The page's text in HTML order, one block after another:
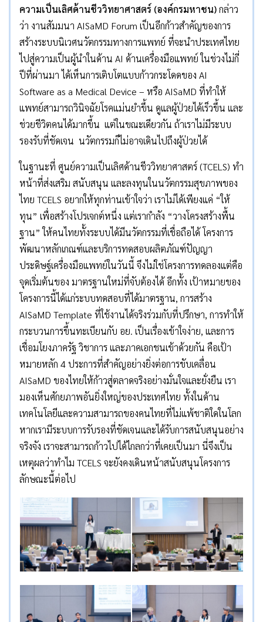
ความเป็นเลิศด้านชีววิทยาศาสตร์ (องค์กรมหาชน)กล่าว
ว่า งานสัมมนา AISaMD Forum เป็นอีกก้าวสำคัญของการ
สร้างระบบนิเวศนวัตกรรมทางการแพทย์ ที่จะนำประเทศไทย
ไปสู่ความเป็นผู้นำในด้าน AI ด้านเครื่องมือแพทย์ ในช่วงไม่กี่
ปีที่ผ่านมา ได้เห็นการเติบโตแบบก้าวกระโดดของ AI
Software as a Medical Device – หรือ AISaMD ที่ทำให้
แพทย์สามารถวินิจฉัยโรคแม่นยำขึ้น ดูแลผู้ป่วยได้เร็วขึ้น และ
ช่วยชีวิตคนได้มากขึ้น แต่ในขณะเดียวกัน ถ้าเราไม่มีระบบ
รองรับที่ชัดเจน นวัตกรรมก็ไม่อาจเดินไปถึงผู้ป่วยได้
ในฐานะที่ ศูนย์ความเป็นเลิศด้านชีววิทยาศาสตร์ (TCELS) ทำ
หน้าที่ส่งเสริม สนับสนุน และลงทุนในนวัตกรรมสุขภาพของ
ไทย TCELS อยากให้ทุกท่านเข้าใจว่า เราไม่ได้เพียงแค่ “ให้
ทุน” เพื่อสร้างโปรเจกต์หนึ่ง แต่เรากำลัง “วางโครงสร้างพื้น
ฐาน” ให้คนไทยทั้งระบบได้มีนวัตกรรมที่เชื่อถือได้ โครงการ
พัฒนาหลักเกณฑ์และบริการทดสอบผลิตภัณฑ์ปัญญา
ประดิษฐ์เครื่องมือแพทย์ในวันนี้ จึงไม่ใช่โครงการทดลองแต่คือ
จุดเริ่มต้นของ มาตรฐานใหม่ที่จับต้องได้ อีกทั้ง เป้าหมายของ
โครงการนี้ได้แก่ระบบทดสอบที่ได้มาตรฐาน, การสร้าง
AISaMD Template ที่ใช้งานได้จริงร่วมกับที่ปรึกษา, การทำให้
กระบวนการขึ้นทะเบียนกับ อย. เป็นเรื่องเข้าใจง่าย, และการ
เชื่อมโยงภาครัฐ วิชาการ และภาคเอกชนเข้าด้วยกัน คือเป้า
หมายหลัก 4 ประการที่สำคัญอย่างยิ่งต่อการขับเคลื่อน
AISaMD ของไทยให้ก้าวสู่ตลาดจริงอย่างมั่นใจและยั่งยืน เรา
มองเห็นศักยภาพอันยิ่งใหญ่ของประเทศไทย ทั้งในด้าน
เทคโนโลยีและความสามารถของคนไทยที่ไม่แพ้ชาติใดในโลก
หากเรามีระบบการรับรองที่ชัดเจนและได้รับการสนับสนุนอย่าง
จริงจัง เราจะสามารถก้าวไปได้ไกลกว่าที่เคยเป็นมา นี่จึงเป็น
เหตุผลว่าทำไม TCELS จะยังคงเดินหน้าสนับสนุนโครงการ
ลักษณะนี้ต่อไป